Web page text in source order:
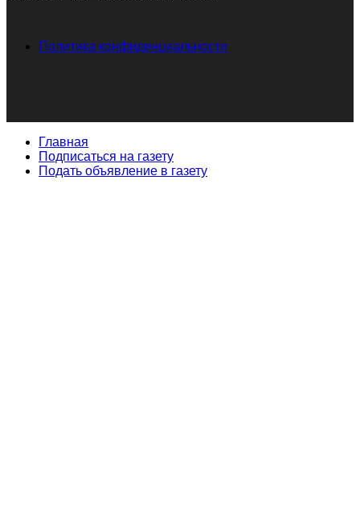
Политика конфиденциальности
Главная
Подписаться на газету
Подать объявление в газету